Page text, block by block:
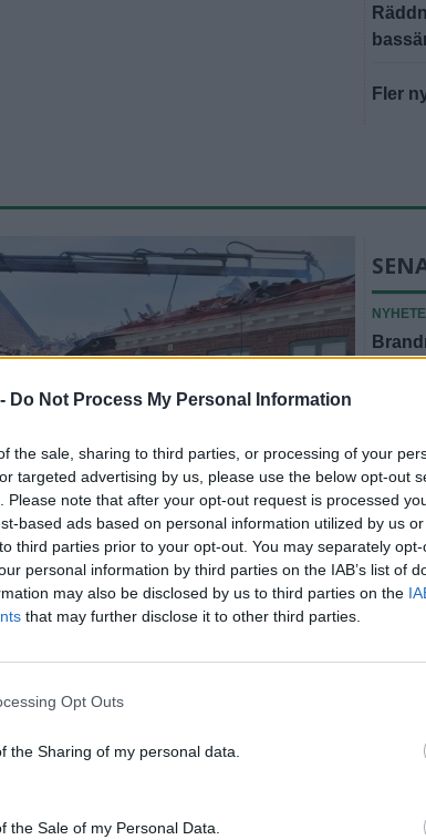
Do Not Process My Personal Information
the sale, sharing to third parties, or processing of your
targeted advertising by us, please use the below opt-out
Please note that after your opt-out request is processed
based ads based on personal information utilized by us
third parties prior to your opt-out. You may separately
personal information by third parties on the IAB’s list of
may also be disclosed by us to third parties on the
that may further disclose it to other third parties.
Opt Outs
the Sharing of my personal data.
the Sale of my Personal Data.
Fler
”Vi var inte
lyckas”
i lågor
blivit